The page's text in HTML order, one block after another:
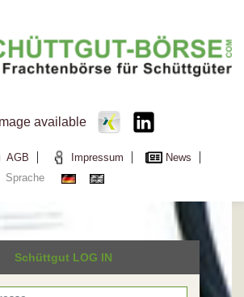
AGB Impressum
News
Sprache
Schüttgut LOG IN